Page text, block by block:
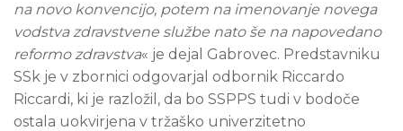
na novo konvencijo, potem na imenovanje novega
vodstva zdravstvene službe nato še na napovedano
reformo zdravstva« je dejal Gabrovec. Predstavniku
SSk je v zbornici odgovarjal odbornik Riccardo
Riccardi, ki je razložil, da bo SSPPS tudi v bodoče
ostala uokvirjena v tržaško univerzitetno